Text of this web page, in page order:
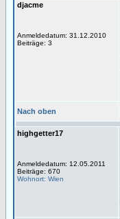
djacme
Anmeldedatum: 31.12.2010
Beiträge: 3
Nach oben
highgetter17
Anmeldedatum: 12.05.2011
Beiträge: 670
Wohnort: Wien